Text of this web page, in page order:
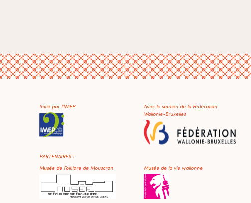
Initié par l'IMEP
Avec le soutien de la Fédération
Wallonie-Bruxelles
PARTENAIRES :
Musée de Folklore de Mouscron
Musée de la vie wallonne